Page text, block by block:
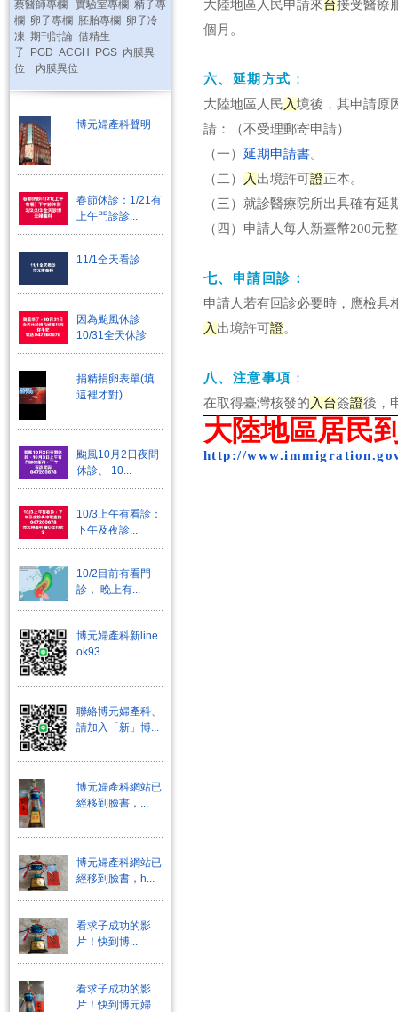
大陸地區人民申請來台接受醫療
個月。
六、延期方式 ：
大陸地區人民 入境後，其申請原
請：（不受理郵寄申請）
（一） 延期申請書。
（二）
入 出境許可證正本。
（三）就診醫療院所出具確有延
（四）申請人每人新臺幣200元
七、申請回診：
申請人若有回診必要時，應檢具
入 出境許可證。
八、注意事項 ：
在取得臺灣核發的 入 台簽證後，
大陸地區居民
http://
蔡醫師專欄 實驗室專欄 精子專
欄 卵子專欄 胚胎專欄 卵子冷
凍 期刊討論 借精生
子 PGD ACGH PGS 內膜異
位
內膜異位
博元婦產科聲明
春節休診：1/21有
上午門診診...
11/1全天看診
因為颱風休診
10/31全天休診
捐精捐卵表單(填
這裡才對) ...
颱風10月2日夜間
休診、 10...
10/3上午有看診：
下午及夜診...
10/2目前有看門
診， 晚上有...
博元婦產科新line
ok93...
聯絡博元婦產科、
請加入「新」博...
博元婦產科網站已
經移到臉書，...
博元婦產科網站已
經移到臉書，h...
看求子成功的影
片！快到博...
看求子成功的影
片！快到博元婦